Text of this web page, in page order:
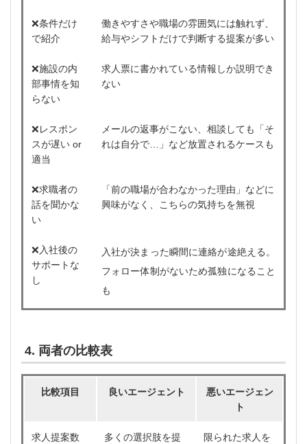
❌条件だけ
で紹介
働きやすさや職場の雰囲気には触れず、
給与やシフトだけで判断する提案が多い
❌施設の内
部事情を知
らない
求人票に書かれている情報しか説明でき
ない
❌レスポン
スが遅い or
適当
メールの返事がこない、相談しても「そ
れは自分で…」など放置されるケースも
❌求職者の
話を聞かな
い
「前の職場が合わなかった理由」などに
興味がなく、こちらの気持ちを無視
❌入社後の
サポートな
し
入社が決まった瞬間に連絡が途絶える。
フォロー体制がないため孤独になること
も
4. 両者の比較表
比較項目 良いエージェント
悪いエージェン
ト
求人提案数
多くの選択肢を提
限られた求人を